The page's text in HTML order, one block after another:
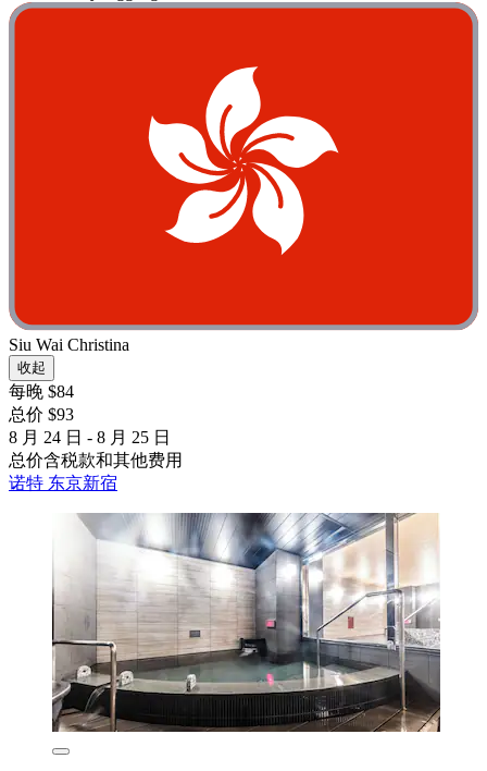
Siu Wai Christina
收起
每晚 $84
总价 $93
8 月 24 日 - 8 月 25 日
总价含税款和其他费用
诺特 东京新宿